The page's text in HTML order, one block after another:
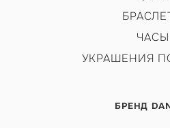
ЧАСЫ
УКРАШЕНИЯ
БРЕНД